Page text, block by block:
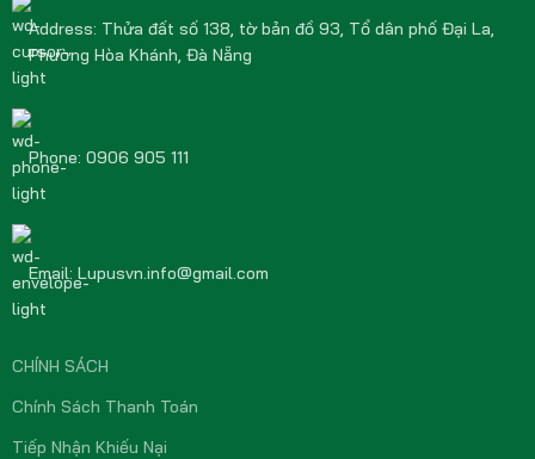
Address: Thửa đất số 138, tờ bản đồ 93, Tổ dân phố Đại La,
Phường Hòa Khánh, Đà Nẵng
Phone: 0906 905 111
Email: Lupusvn.info@gmail.com
CHÍNH SÁCH
Chính Sách Thanh Toán
Tiếp Nhận Khiếu Nại